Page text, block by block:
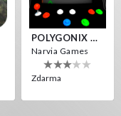
POLYGONIX VR
Narvia Games
Zdarma